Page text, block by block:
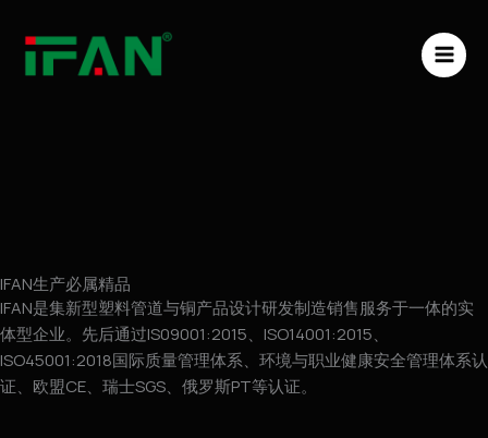
IFAN生产必属精品
IFAN是集新型塑料管道与铜产品设计研发制造销售服务于一体的实
体型企业。先后通过IS09001:2015、ISO14001:2015、
ISO45001:2018国际质量管理体系、环境与职业健康安全管理体系认
证、欧盟CE、瑞士SGS、俄罗斯PT等认证。